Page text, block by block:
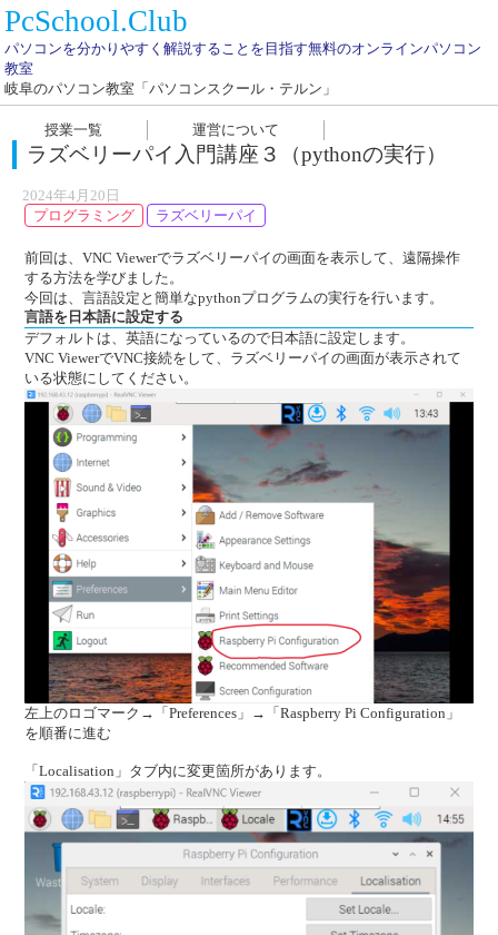
PcSchool.Club
パソコンを分かりやすく解説することを目指す無料のオンラインパソコン
教室
岐阜のパソコン教室「パソコンスクール・テルン」
授業一覧 運営について
ラズベリーパイ入門講座３（pythonの実行）
2024年4月20日
プログラミング
ラズベリーパイ
前回は、VNC Viewerでラズベリーパイの画面を表示して、遠隔操作
する方法を学びました。
今回は、言語設定と簡単なpythonプログラムの実行を行います。
言語を日本語に設定する
デフォルトは、英語になっているので日本語に設定します。
VNC ViewerでVNC接続をして、ラズベリーパイの画面が表示されて
いる状態にしてください。
左上のロゴマーク→「Preferences」→「Raspberry Pi Configuration」
を順番に進む
「Localisation」タブ内に変更箇所があります。